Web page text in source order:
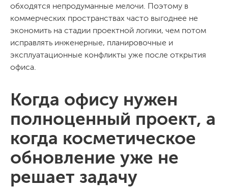
обходятся непродуманные мелочи. Поэтому в
коммерческих пространствах часто выгоднее не
экономить на стадии проектной логики, чем потом
исправлять инженерные, планировочные и
эксплуатационные конфликты уже после открытия
офиса.
Когда офису нужен
полноценный проект, а
когда косметическое
обновление уже не
решает задачу